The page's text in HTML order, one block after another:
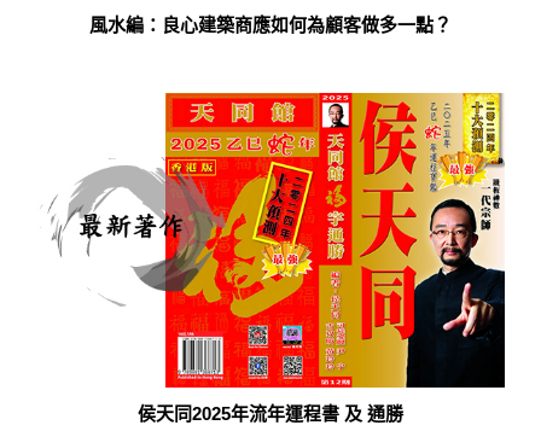
風水編：良心建築商應如何為顧客做多一點？
侯天同2025年流年運程書 及 通勝